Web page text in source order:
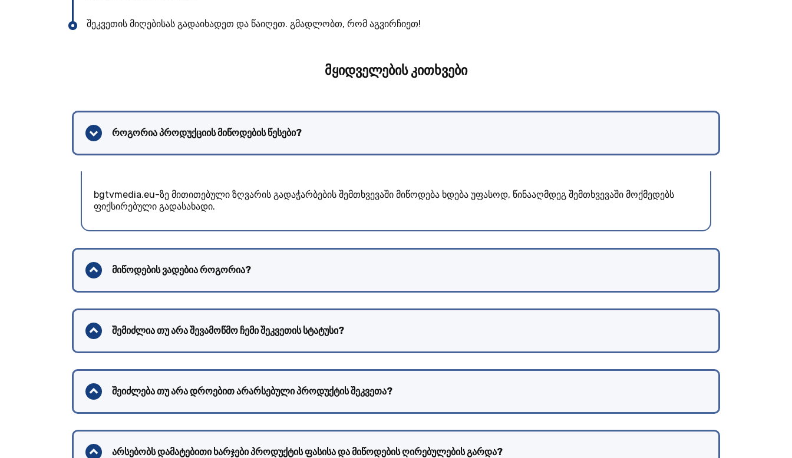
შეკვეთის მიღებისას გადაიხადეთ და წაიღეთ. გმადლობთ, რომ აგვირჩიეთ!
მყიდველების კითხვები
როგორია პროდუქციის მიწოდების წესები?
bgtvmedia.eu-ზე მითითებული ზღვარის გადაჭარბების შემთხვევაში მიწოდება ხდება უფასოდ, წინააღმდეგ შემთხვევაში მოქმედებს
ფიქსირებული გადასახადი.
მიწოდების ვადებია როგორია?
შემიძლია თუ არა შევამოწმო ჩემი შეკვეთის სტატუსი?
შეიძლება თუ არა დროებით არარსებული პროდუქტის შეკვეთა?
არსებობს დამატებითი ხარჯები პროდუქტის ფასისა და მიწოდების ღირებულების გარდა?